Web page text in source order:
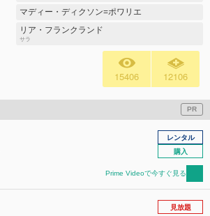
マディー・ディクソン=ポワリエ
リア・フランクランド
サラ
15406 12106
PR
レンタル
購入
Prime Videoで今すぐ見る
見放題